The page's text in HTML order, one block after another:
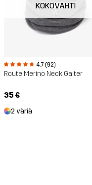
KOKOVAHTI
4.7 (92)
Route Merino Neck Gaiter
35 €
2 väriä